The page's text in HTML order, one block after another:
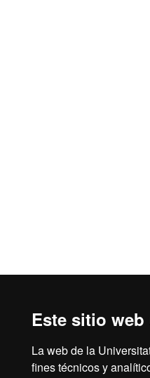
Este sitio
La web de la
fines técnicos y